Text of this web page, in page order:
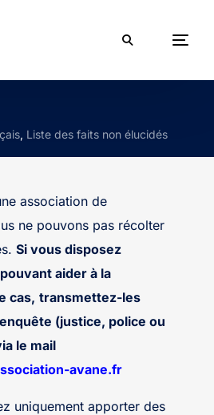
, Liste des faits non élucidés
association de
ne pouvons pas récolter
Si vous disposez
aider à la
cas, transmettez-les
(justice, police ou
le mail
avane.fr
uniquement apporter des